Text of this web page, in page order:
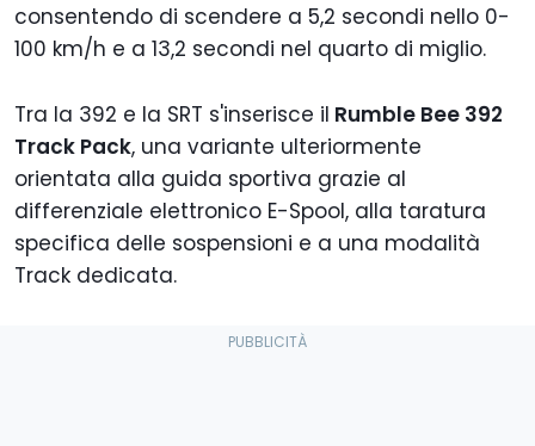
consentendo di scendere a 5,2 secondi nello 0-
100 km/h e a 13,2 secondi nel quarto di miglio.
Tra la 392 e la SRT s'inserisce il Rumble Bee 392
Track Pack, una variante ulteriormente
orientata alla guida sportiva grazie al
differenziale elettronico E-Spool, alla taratura
specifica delle sospensioni e a una modalità
Track dedicata.